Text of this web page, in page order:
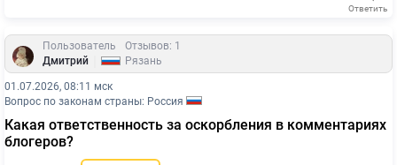
Ответить
Пользователь
Отзывов: 1
Дмитрий
Рязань
01.07.2026, 08:11 мск
Вопрос по законам страны: Россия
Какая ответственность за оскорбления в комментариях
блогеров?